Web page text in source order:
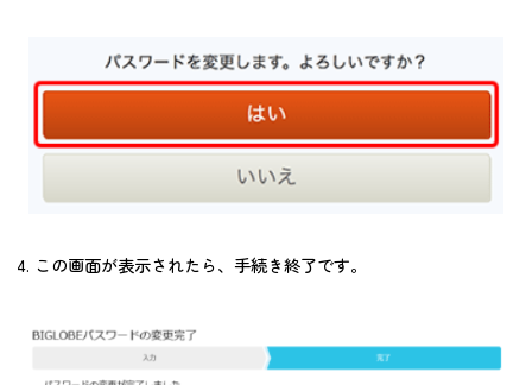
4. この画面が表示されたら、手続き終了です。